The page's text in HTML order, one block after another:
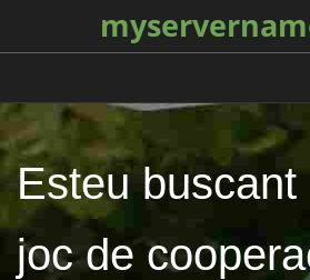
Esteu buscant
joc de